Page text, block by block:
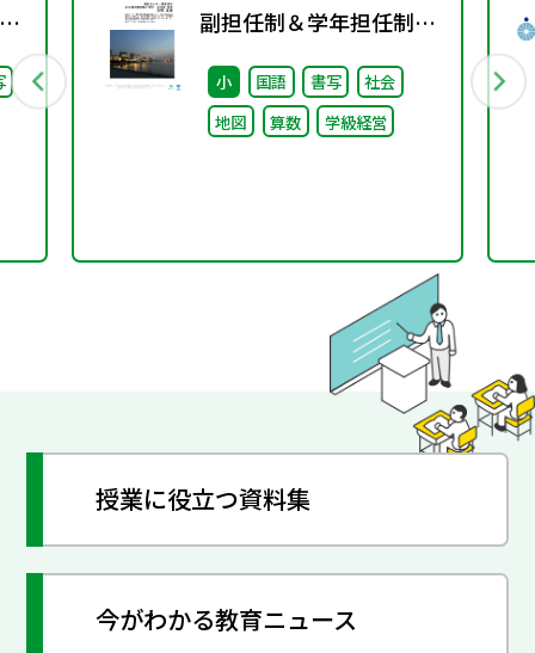
副担任制＆学年担任制の
導入～
小 国語 書写
社会
地図
算数 学級経営
授業に役立つ資料集
今がわかる教育ニュース